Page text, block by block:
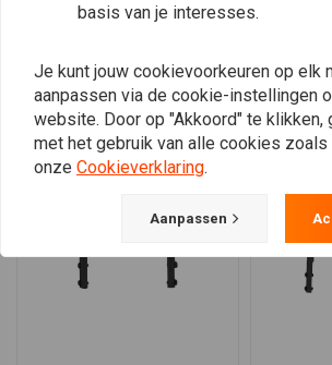
Vergelijkbare producten
basis van je interesses.
Je kunt jouw cookievoorkeuren op elk
aanpassen via de cookie-instellingen
website. Door op "Akkoord" te klikken,
met het gebruik van alle cookies
onze Cookieverklaring.
Aanpassen